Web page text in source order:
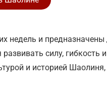
недель и
развивать силу,
и историей